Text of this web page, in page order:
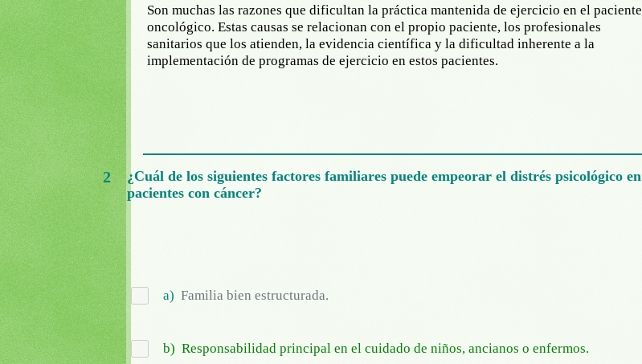
Son muchas las razones que dificultan la práctica mantenida de ejercicio en el paciente
oncológico. Estas causas se relacionan con el propio paciente, los profesionales
sanitarios que los atienden, la evidencia científica y la dificultad inherente a la
implementación de programas de ejercicio en estos pacientes.
2
¿Cuál de los siguientes factores familiares puede empeorar el distrés psicológico en
pacientes con cáncer?
a) Familia bien estructurada.
b) Responsabilidad principal en el cuidado de niños, ancianos o enfermos.